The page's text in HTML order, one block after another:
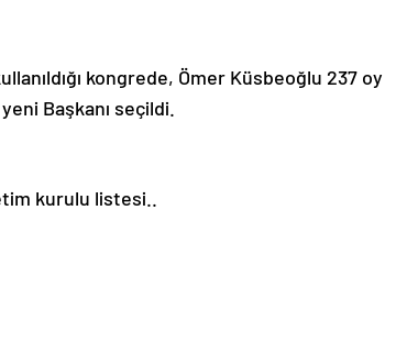
kongrede, Ömer Küsbeoğlu 237 oy
Başkanı seçildi.
kurulu listesi..